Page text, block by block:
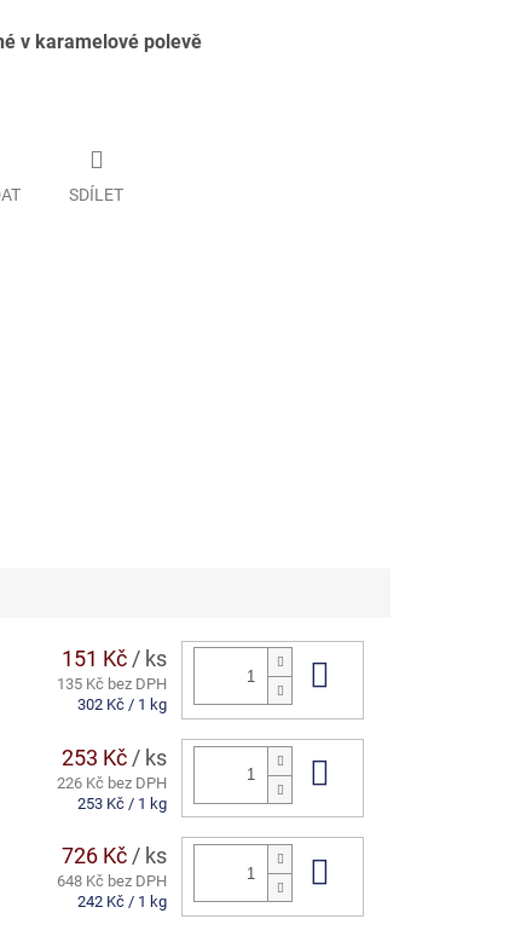
v karamelové polevě
SDÍLET
151 Kč/ ks
135 Kč bez DPH
Měrná
302 Kč / 1 kg
253 Kč / ks
226 Kč bez DPH
Měrná
253 Kč / 1 kg
726 Kč / ks
648 Kč bez DPH
Měrná
242 Kč / 1 kg